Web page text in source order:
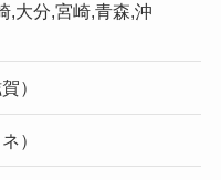
,大分,宮崎,青森,沖
）
）